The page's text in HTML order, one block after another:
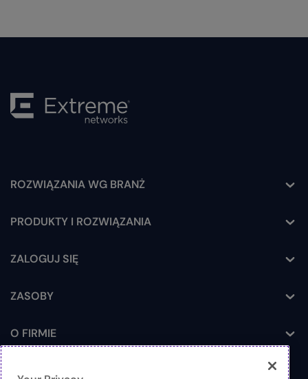
Toggle
ROZWIĄZANIA WG BRANŻ
Toggle
PRODUKTY I ROZWIĄZANIA
Toggle
ZALOGUJ SIĘ
Toggle
ZASOBY
Toggle
O FIRMIE